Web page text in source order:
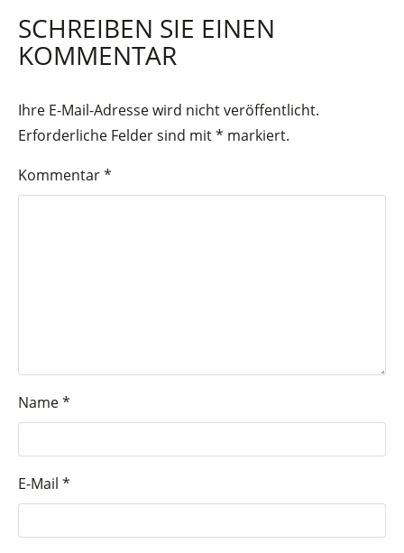
SCHREIBEN SIE EINEN
KOMMENTAR
Ihre E-Mail-Adresse wird nicht veröffentlicht.
Erforderliche Felder sind mit* markiert.
Kommentar*
Name*
E-Mail *